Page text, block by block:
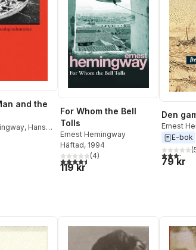
and the
, Hans-
Totalt antal röster:
For Whom the Bell
Tolls
Ernest Hemingway
Häftad, 1994
4,5utav 5 stjärnor. Totalt antal röster:
(4)
119 kr
Den
Ernest
E-bok
3,2utav 5(
79 kr